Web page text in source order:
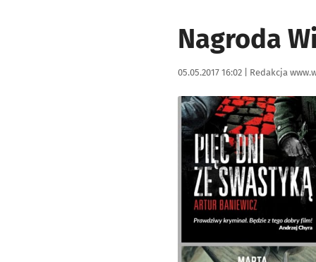
Nagroda
Data publikacji:
05.05.2017 16:02 | Autor:
Redakcja
Kliknij, aby powiększyć